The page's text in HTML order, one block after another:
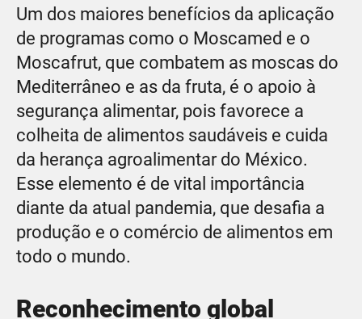
Um dos maiores benefícios da aplicação
de programas como o Moscamed e o
Moscafrut, que combatem as moscas do
Mediterrâneo e as da fruta, é o apoio à
segurança alimentar, pois favorece a
colheita de alimentos saudáveis e cuida
da herança agroalimentar do México.
Esse elemento é de vital importância
diante da atual pandemia, que desafia a
produção e o comércio de alimentos em
todo o mundo.
Reconhecimento global